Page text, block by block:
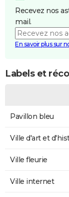
Recevez nos
mail.
En savoir plus sur
Labels et
Pavillon bleu
Ville d'art et
Ville fleurie
Ville internet